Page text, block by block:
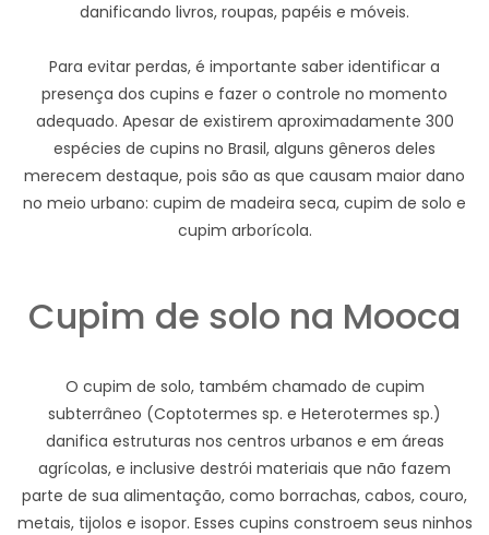
danificando livros, roupas, papéis e móveis.
Para evitar perdas, é importante saber identificar a
presença dos cupins e fazer o controle no momento
adequado. Apesar de existirem aproximadamente 300
espécies de cupins no Brasil, alguns gêneros deles
merecem destaque, pois são as que causam maior dano
no meio urbano: cupim de madeira seca, cupim de solo e
cupim arborícola.
Cupim de solo na Mooca
O cupim de solo, também chamado de cupim
subterrâneo (Coptotermes sp. e Heterotermes sp.)
danifica estruturas nos centros urbanos e em áreas
agrícolas, e inclusive destrói materiais que não fazem
parte de sua alimentação, como borrachas, cabos, couro,
metais, tijolos e isopor. Esses cupins constroem seus ninhos